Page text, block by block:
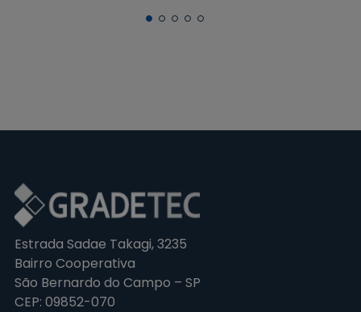
Estrada Sadae Takagi, 3235
Bairro Cooperativa
São Bernardo do Campo – SP
CEP: 09852-070